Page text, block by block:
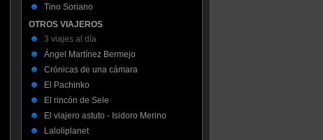
Tino Soriano
OTROS VIAJEROS
3 viajes al día
Ángel Martínez Bermejo
Crónicas de una cámara
El Pachinko
El rincón de Sele
El viajero astuto - Isidoro Merino
Laloliplanet